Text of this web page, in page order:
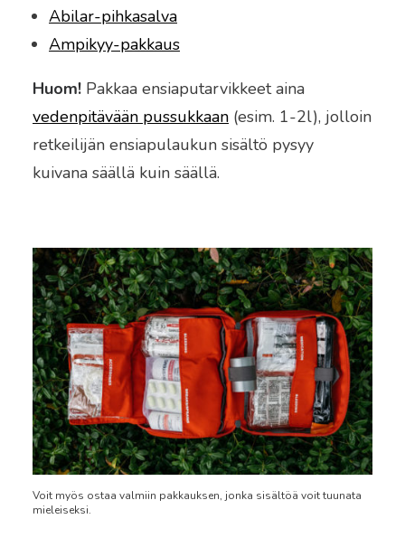
Abilar-pihkasalva
Ampikyy-pakkaus
Huom! Pakkaa ensiaputarvikkeet aina
vedenpitävään pussukkaan (esim. 1-2l), jolloin
retkeilijän ensiapulaukun sisältö pysyy
kuivana säällä kuin säällä.
Voit myös ostaa valmiin pakkauksen, jonka sisältöä voit tuunata
mieleiseksi.